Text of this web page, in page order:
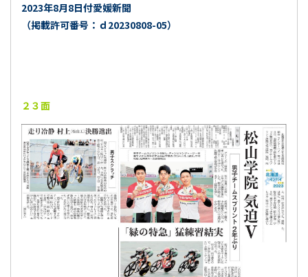
2023年8月8日付愛媛新聞
（掲載許可番号：ｄ20230808-05）
２３面